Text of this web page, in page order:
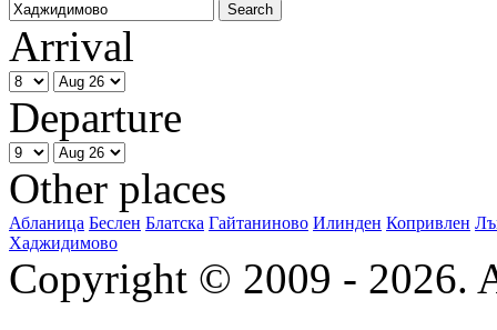
Arrival
Departure
Other places
Абланица Беслен Блатска Гайтаниново Илинден Копривлен
Хаджидимово
Copyright © 2009 - 2026.